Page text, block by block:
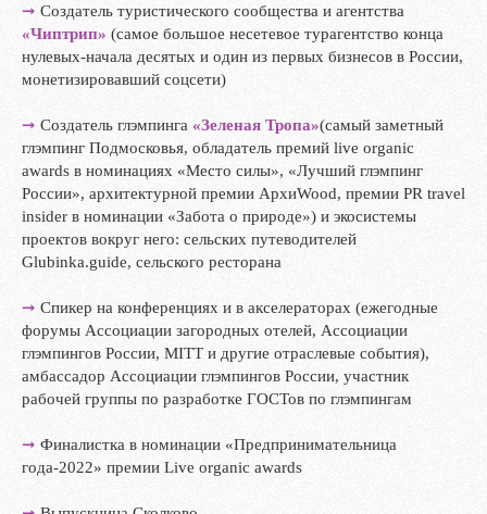
➞ Создатель туристического сообщества и агентства
«Чиптрип» (самое большое несетевое турагентство конца
нулевых-начала десятых и один из первых бизнесов в России,
монетизировавший соцсети)
➞ Создатель глэмпинга «Зеленая Тропа»(самый заметный
глэмпинг Подмосковья, обладатель премий live organic
awards в номинациях «Место силы», «Лучший глэмпинг
России», архитектурной премии АрхиWood, премии PR travel
insider в номинации «Забота о природе») и экосистемы
проектов вокруг него: сельских путеводителей
Glubinka.guide, сельского ресторана
➞ Спикер на конференциях и в акселераторах (ежегодные
форумы Ассоциации загородных отелей, Ассоциации
глэмпингов России, MITT и другие отраслевые события),
амбассадор Ассоциации глэмпингов России, участник
рабочей группы по разработке ГОСТов по глэмпингам
➞ Финалистка в номинации «Предпринимательница
года-2022» премии Live organic awards